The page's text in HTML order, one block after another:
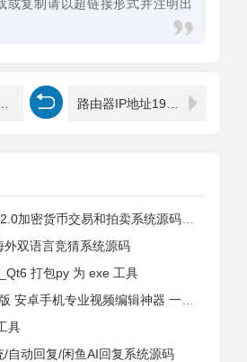
或复制请以超链接形式并注明出
交易和拍卖系统源码，前台新增中文后台全部汉化
外双语言竞猜系统源码
打包py 为 exe 工具
手机专业视频编辑神器 一键式AI加持
具
/自动回复/闲鱼AI回复系统源码